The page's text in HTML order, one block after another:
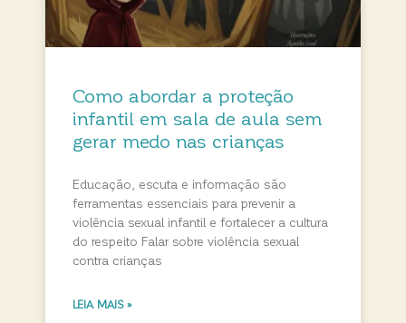
Como abordar a proteção
infantil em sala de aula sem
gerar medo nas crianças
Educação, escuta e informação são
ferramentas essenciais para prevenir a
violência sexual infantil e fortalecer a cultura
do respeito Falar sobre violência sexual
contra crianças
LEIA MAIS »